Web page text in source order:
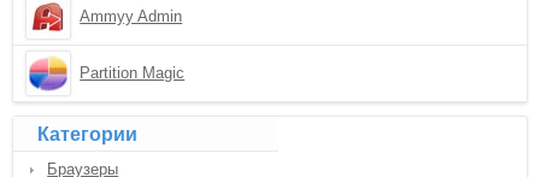
Ammyy Admin
Partition Magic
Категории
Браузеры